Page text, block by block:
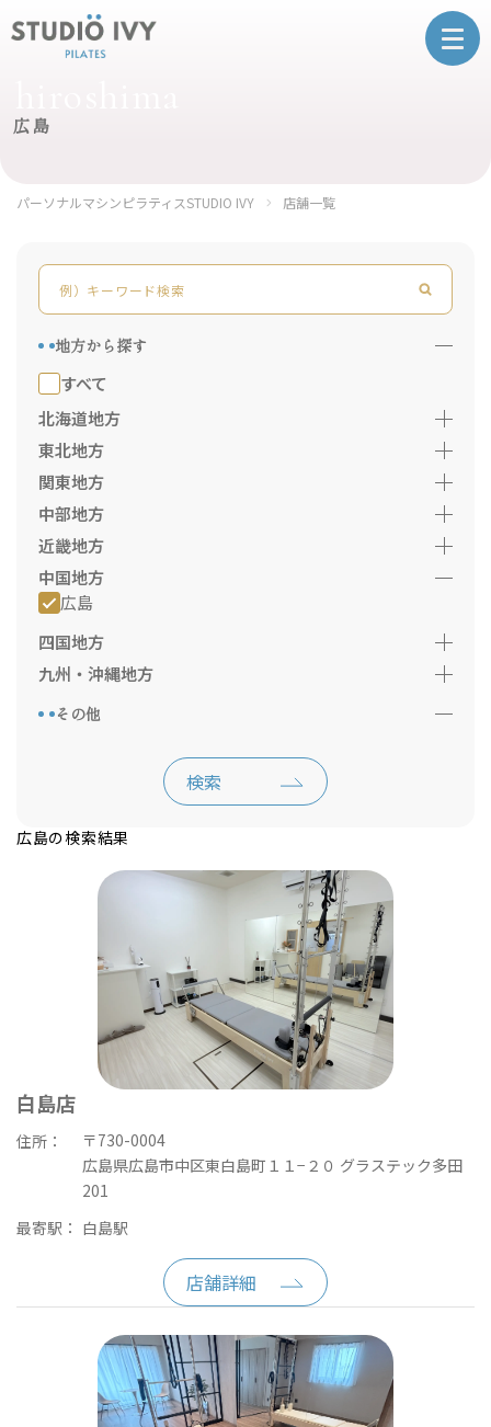
広島
パーソナルマシンピラティスSTUDIO IVY 店舗一覧
地方から探す
すべて
北海道地方
東北地方
関東地方
中部地方
近畿地方
中国地方
広島
四国地方
九州・沖縄地方
その他
検索
広島の検索結果
白島店
住所：
〒730-0004
広島県広島市中区東白島町１１−２０ グラステック多田
201
最寄駅： 白島駅
店舗詳細